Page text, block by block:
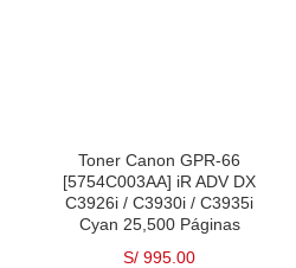
Toner Canon GPR-66
[5754C003AA] iR ADV DX
C3926i / C3930i / C3935i
Cyan 25,500 Páginas
S/ 995.00